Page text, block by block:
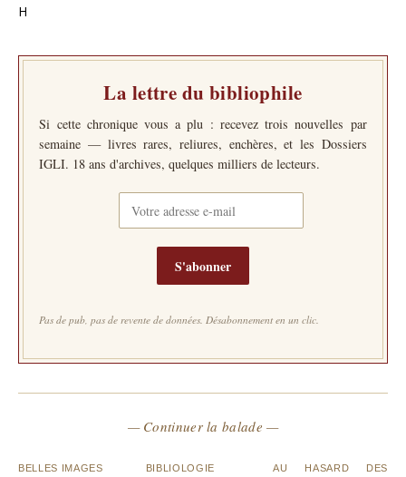
H
La lettre du bibliophile
Si cette chronique vous a plu : recevez trois nouvelles par
semaine — livres rares, reliures, enchères, et les Dossiers
IGLI. 18 ans d'archives, quelques milliers de lecteurs.
S'abonner
Pas de pub, pas de revente de données. Désabonnement en un clic.
— Continuer la balade —
BELLES IMAGES BIBLIOLOGIE
AU HASARD DES